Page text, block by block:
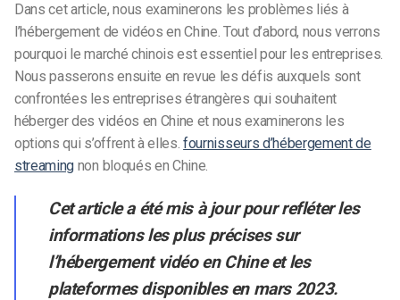
Dans cet article, nous examinerons les problèmes liés à
l’hébergement de vidéos en Chine. Tout d’abord, nous verrons
pourquoi le marché chinois est essentiel pour les entreprises.
Nous passerons ensuite en revue les défis auxquels sont
confrontées les entreprises étrangères qui souhaitent
héberger des vidéos en Chine et nous examinerons les
options qui s’offrent à elles.fournisseurs d’hébergement de
streaming non bloqués en Chine.
Cet article a été mis à jour pour refléter les
informations les plus précises sur
l’hébergement vidéo en Chine et les
plateformes disponibles en mars 2023.